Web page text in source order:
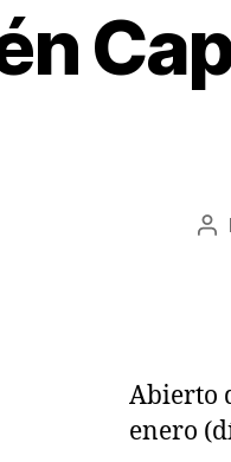
Abierto
enero